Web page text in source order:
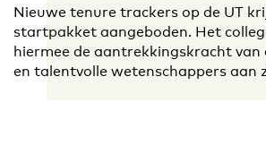
Nieuwe tenure trackers op de UT
startpakket aangeboden. Het
hiermee de aantrekkingskracht van
en talentvolle wetenschappers aan